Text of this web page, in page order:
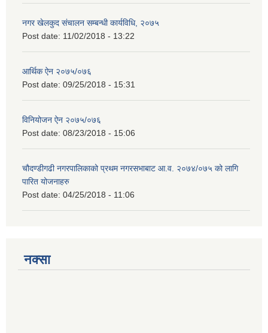
नगर खेलकुद संचालन सम्बन्धी कार्यविधि, २०७५
Post date: 11/02/2018 - 13:22
आर्थिक ऐन २०७५/०७६
Post date: 09/25/2018 - 15:31
विनियोजन ऐन २०७५/०७६
Post date: 08/23/2018 - 15:06
चौदण्डीगढी नगरपालिकाको प्रथम नगरसभाबाट आ.व. २०७४/०७५ को लागि
पारित योजनाहरु
Post date: 04/25/2018 - 11:06
नक्सा